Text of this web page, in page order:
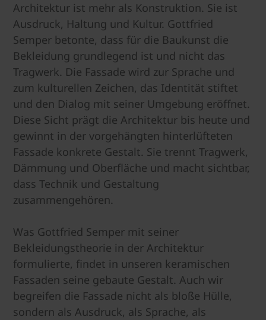
Architektur ist mehr als Konstruktion. Sie ist
Ausdruck, Haltung und Kultur. Gottfried
Semper betonte, dass für die Baukunst die
Bekleidung grundlegend ist und nicht das
Tragwerk. Die Fassade wird zur Sprache und
zum kulturellen Zeichen, das Identität stiftet
und den Dialog mit seiner Umgebung eröffnet.
Diese Sicht prägt die Architektur bis heute und
gewinnt in der vorgehängten hinterlüfteten
Fassade konkrete Gestalt. Sie trennt Tragwerk,
Dämmung und Oberfläche und macht sichtbar,
dass Technik und Gestaltung
zusammengehören.
Was Gottfried Semper mit seiner
Bekleidungstheorie in der Architektur
formulierte, findet in unseren keramischen
Fassaden seine gebaute Gestalt. Auch wir
begreifen die Fassade nicht als bloße Hülle,
sondern als Ausdruck, als Sprache, als